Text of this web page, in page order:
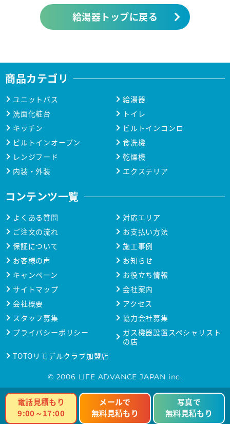
給湯器トップに戻る
商品カテゴリ
ユニットバス
給湯器
洗面化粧台
トイレ
キッチン
ビルトインコンロ
ビルトインオーブン
食洗機
レンジフード
乾燥機
内装・外装
エクステリア
コンテンツ一覧
よくある質問
対応エリア
ご注文の流れ
お支払い方法
保証について
施工事例
お客様の声
お知らせ
キャンペーン
お役立ち情報
サイトマップ
会社案内
会社概要
アクセス
スタッフ募集
協力会社募集
プライバシーポリシー
ガス機器設置スペシャリスト
の店
TOTOリモデルクラブ加盟店
© 2006 LIFE ADVANCE JAPAN inc.
電話見積もり
9:00～17:00
メールで
無料見積もり
写真で
無料見積もり